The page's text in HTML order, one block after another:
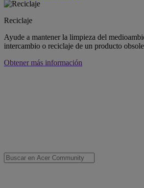
Reciclaje
Ayude a mantener la limpieza del
intercambio o reciclaje de un producto
Obtener más información